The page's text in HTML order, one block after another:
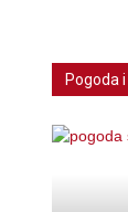
Pogoda